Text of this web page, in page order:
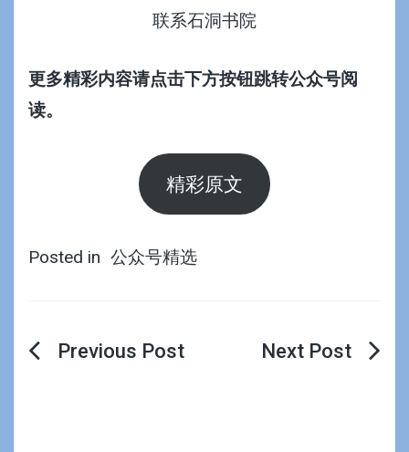
联系石洞书院
更多精彩内容请点击下方按钮跳转公众号阅
读。
精彩原文
Posted in 公众号精选
文